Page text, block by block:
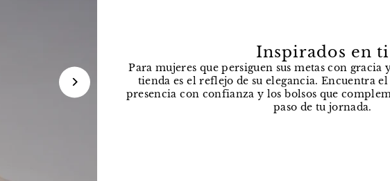
Inspirados en ti
Para mujeres que persiguen sus metas con
tienda es el reflejo de su elegancia. Encuentra
presencia con confianza y los bolsos que
paso de tu jornada.